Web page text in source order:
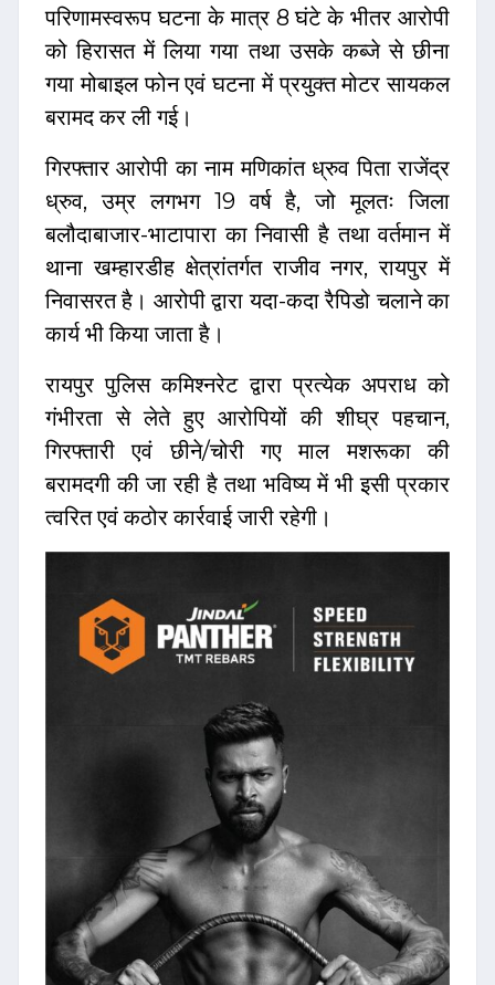
परिणामस्वरूप घटना के मात्र 8 घंटे के भीतर आरोपी
को हिरासत में लिया गया तथा उसके कब्जे से छीना
गया मोबाइल फोन एवं घटना में प्रयुक्त मोटर सायकल
बरामद कर ली गई।
गिरफ्तार आरोपी का नाम मणिकांत ध्रुव पिता राजेंद्र
ध्रुव, उम्र लगभग 19 वर्ष है, जो मूलतः जिला
बलौदाबाजार-भाटापारा का निवासी है तथा वर्तमान में
थाना खम्हारडीह क्षेत्रांतर्गत राजीव नगर, रायपुर में
निवासरत है। आरोपी द्वारा यदा-कदा रैपिडो चलाने का
कार्य भी किया जाता है।
रायपुर पुलिस कमिश्नरेट द्वारा प्रत्येक अपराध को
गंभीरता से लेते हुए आरोपियों की शीघ्र पहचान,
गिरफ्तारी एवं छीने/चोरी गए माल मशरूका की
बरामदगी की जा रही है तथा भविष्य में भी इसी प्रकार
त्वरित एवं कठोर कार्रवाई जारी रहेगी।